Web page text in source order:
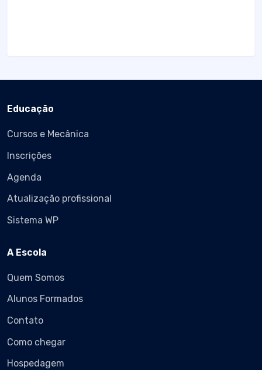
Educação
Cursos e Mecânica
Inscrições
Agenda
Atualização profissional
Sistema WP
A Escola
Quem Somos
Alunos Formados
Contato
Como chegar
Hospedagem